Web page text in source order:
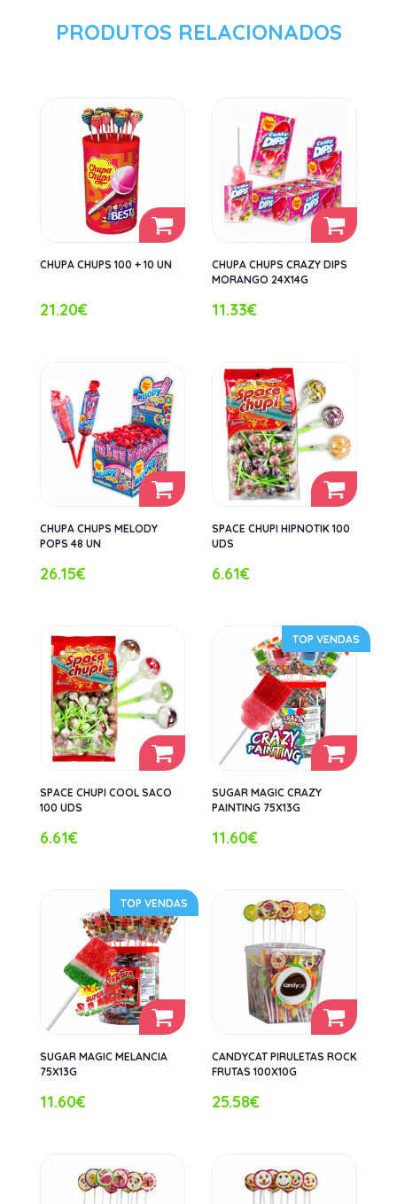
PRODUTOS RELACIONADOS
CHUPA CHUPS 100 + 10 UN
21.20€
CHUPA CHUPS CRAZY DIPS
MORANGO 24X14G
11.33€
CHUPA CHUPS MELODY
POPS 48 UN
26.15€
SPACE CHUPI HIPNOTIK 100
UDS
6.61€
SPACE CHUPI COOL SACO
100 UDS
6.61€
TOP VENDAS
SUGAR MAGIC CRAZY
PAINTING 75X13G
11.60€
TOP VENDAS
SUGAR MAGIC MELANCIA
75X13G
11.60€
CANDYCAT PIRULETAS ROCK
FRUTAS 100X10G
25.58€